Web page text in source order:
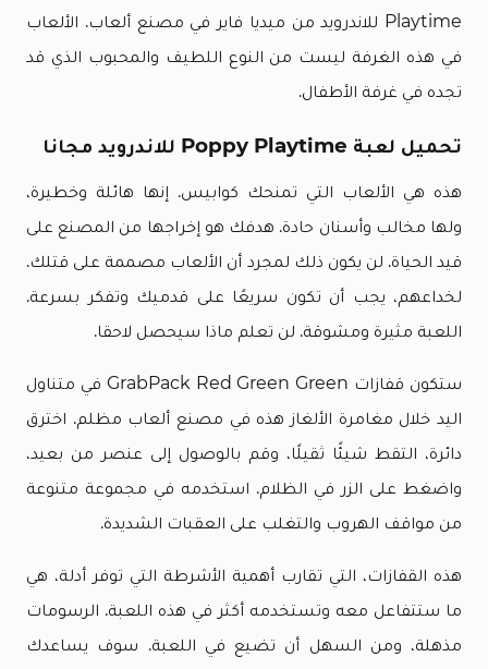
Playtime للاندرويد من ميديا فاير في مصنع ألعاب. الألعاب
في هذه الغرفة ليست من النوع اللطيف والمحبوب الذي قد
تجده في غرفة الأطفال.
تحميل لعبة Poppy Playtime للاندرويد مجانا
هذه هي الألعاب التي تمنحك كوابيس. إنها هائلة وخطيرة،
ولها مخالب وأسنان حادة. هدفك هو إخراجها من المصنع على
قيد الحياة. لن يكون ذلك لمجرد أن الألعاب مصممة على قتلك.
لخداعهم، يجب أن تكون سريعًا على قدميك وتفكر بسرعة.
اللعبة مثيرة ومشوقة. لن تعلم ماذا سيحصل لاحقا.
ستكون قفازات GrabPack Red Green Green في متناول
اليد خلال مغامرة الألغاز هذه في مصنع ألعاب مظلم. اخترق
دائرة، التقط شيئًا ثقيلًا، وقم بالوصول إلى عنصر من بعيد،
واضغط على الزر في الظلام. استخدمه في مجموعة متنوعة
من مواقف الهروب والتغلب على العقبات الشديدة.
هذه القفازات، التي تقارب أهمية الأشرطة التي توفر أدلة، هي
ما ستتفاعل معه وتستخدمه أكثر في هذه اللعبة. الرسومات
مذهلة، ومن السهل أن تضيع في اللعبة. سوف يساعدك